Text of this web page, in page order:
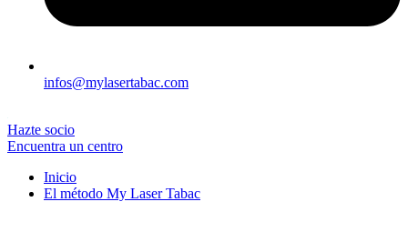
infos@mylasertabac.com
Hazte socio
Encuentra un centro
Inicio
El método My Laser Tabac